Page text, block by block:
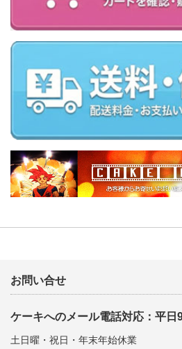
お問い合せ
ケーキへのメール電話対応：平日
土日曜・祝日・年末年始休業